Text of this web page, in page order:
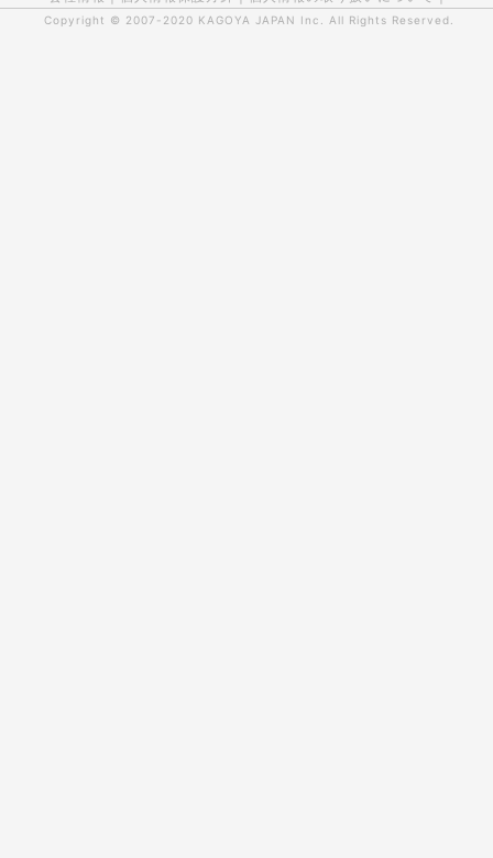
Copyright © 2007-2020 KAGOYA JAPAN Inc. All Rights Reserved.